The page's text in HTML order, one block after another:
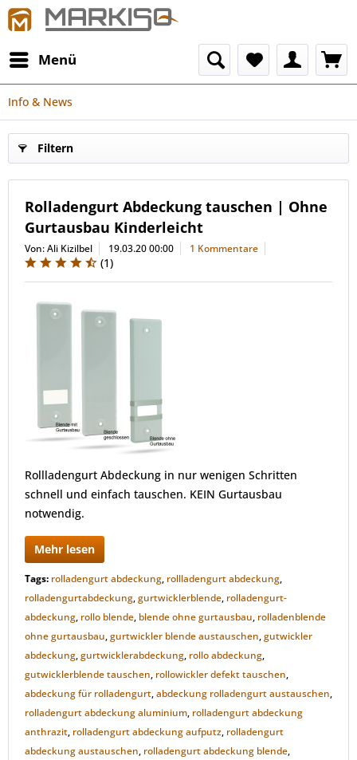
Menü
Info & News
Filtern
Rolladengurt Abdeckung tauschen | Ohne
Gurtausbau Kinderleicht
Von: Ali Kizilbel 19.03.20 00:00 1 Kommentare
(1)
Rollladengurt Abdeckung in nur wenigen Schritten
schnell und einfach tauschen. KEIN Gurtausbau
notwendig.
Mehr lesen
Tags: rolladengurt abdeckung, rollladengurt abdeckung,
rolladengurtabdeckung,gurtwicklerblende, rolladengurt-
abdeckung, rollo blende, blende ohne gurtausbau, rolladenblende
ohne gurtausbau,gurtwickler blende austauschen,gutwickler
abdeckung,gurtwicklerabdeckung, rollo abdeckung,
gutwicklerblende tauschen, rollowickler defekt tauschen,
abdeckung für rolladengurt,abdeckung rolladengurt austauschen,
rolladengurt abdeckung aluminium, rolladengurt abdeckung
anthrazit, rolladengurt abdeckung aufputz, rolladengurt
abdeckung austauschen, rolladengurt abdeckung blende,